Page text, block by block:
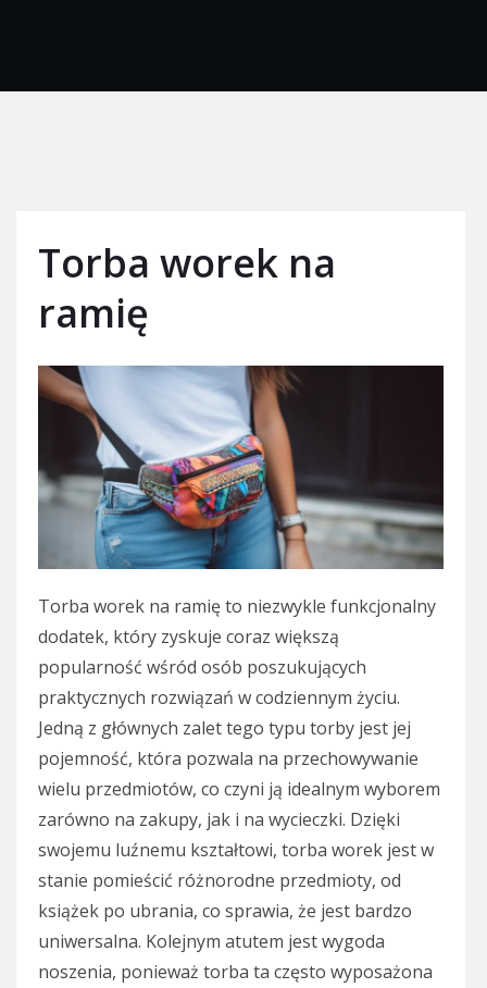
Torba worek na
ramię
Torba worek na ramię to niezwykle funkcjonalny
dodatek, który zyskuje coraz większą
popularność wśród osób poszukujących
praktycznych rozwiązań w codziennym życiu.
Jedną z głównych zalet tego typu torby jest jej
pojemność, która pozwala na przechowywanie
wielu przedmiotów, co czyni ją idealnym wyborem
zarówno na zakupy, jak i na wycieczki. Dzięki
swojemu luźnemu kształtowi, torba worek jest w
stanie pomieścić różnorodne przedmioty, od
książek po ubrania, co sprawia, że jest bardzo
uniwersalna. Kolejnym atutem jest wygoda
noszenia, ponieważ torba ta często wyposażona